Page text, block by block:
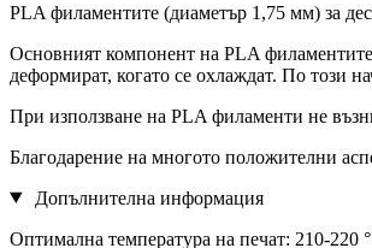
PLA филаментите (диаметър 1,75 мм) за
Основният компонент на PLA филаментите
деформират, когато се охлаждат. По този
При използване на PLA филаменти не
Благодарение на многото положителни
Допълнителна информация
Оптимална температура на печат: 210-220